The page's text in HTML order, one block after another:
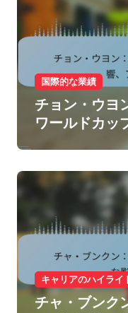
国際的な業績
チョン・ウヨ
ワールドカッ
アカップの歴
キャリアのハイライ
チャ・ブンク